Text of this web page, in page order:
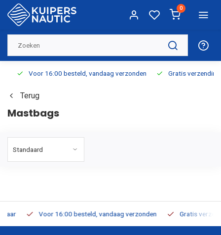
0
Voor 16:00 besteld, vandaag verzonden Gratis verzending
Terug
Mastbags
Voor 16:00 besteld, vandaag verzonden Gratis verzending